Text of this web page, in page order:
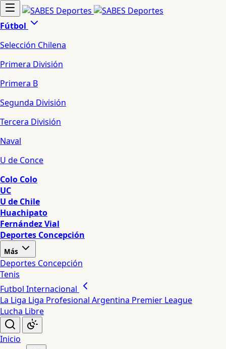
Fútbol
Selección Chilena
Primera División
Primera B
Segunda División
Tercera División
Naval
U de Conce
Colo Colo
UC
U de Chile
Huachipato
Fernández Vial
Deportes Concepción
Más
Deportes Concepción
Tenis
Futbol Internacional
La Liga Liga Profesional Argentina Premier League
Lucha Libre
Inicio